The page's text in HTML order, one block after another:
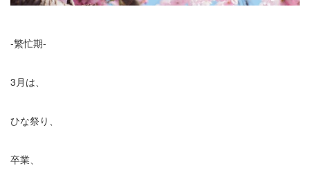
-繁忙期-
3月は、
ひな祭り、
卒業、